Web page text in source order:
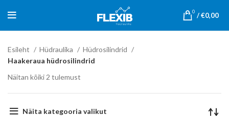
0 /€0,00
Esileht Hüdraulika
Hüdrosilindrid
Haakeraua hüdrosilindrid
Näitan kõiki 2 tulemust
Näita kategooria valikut